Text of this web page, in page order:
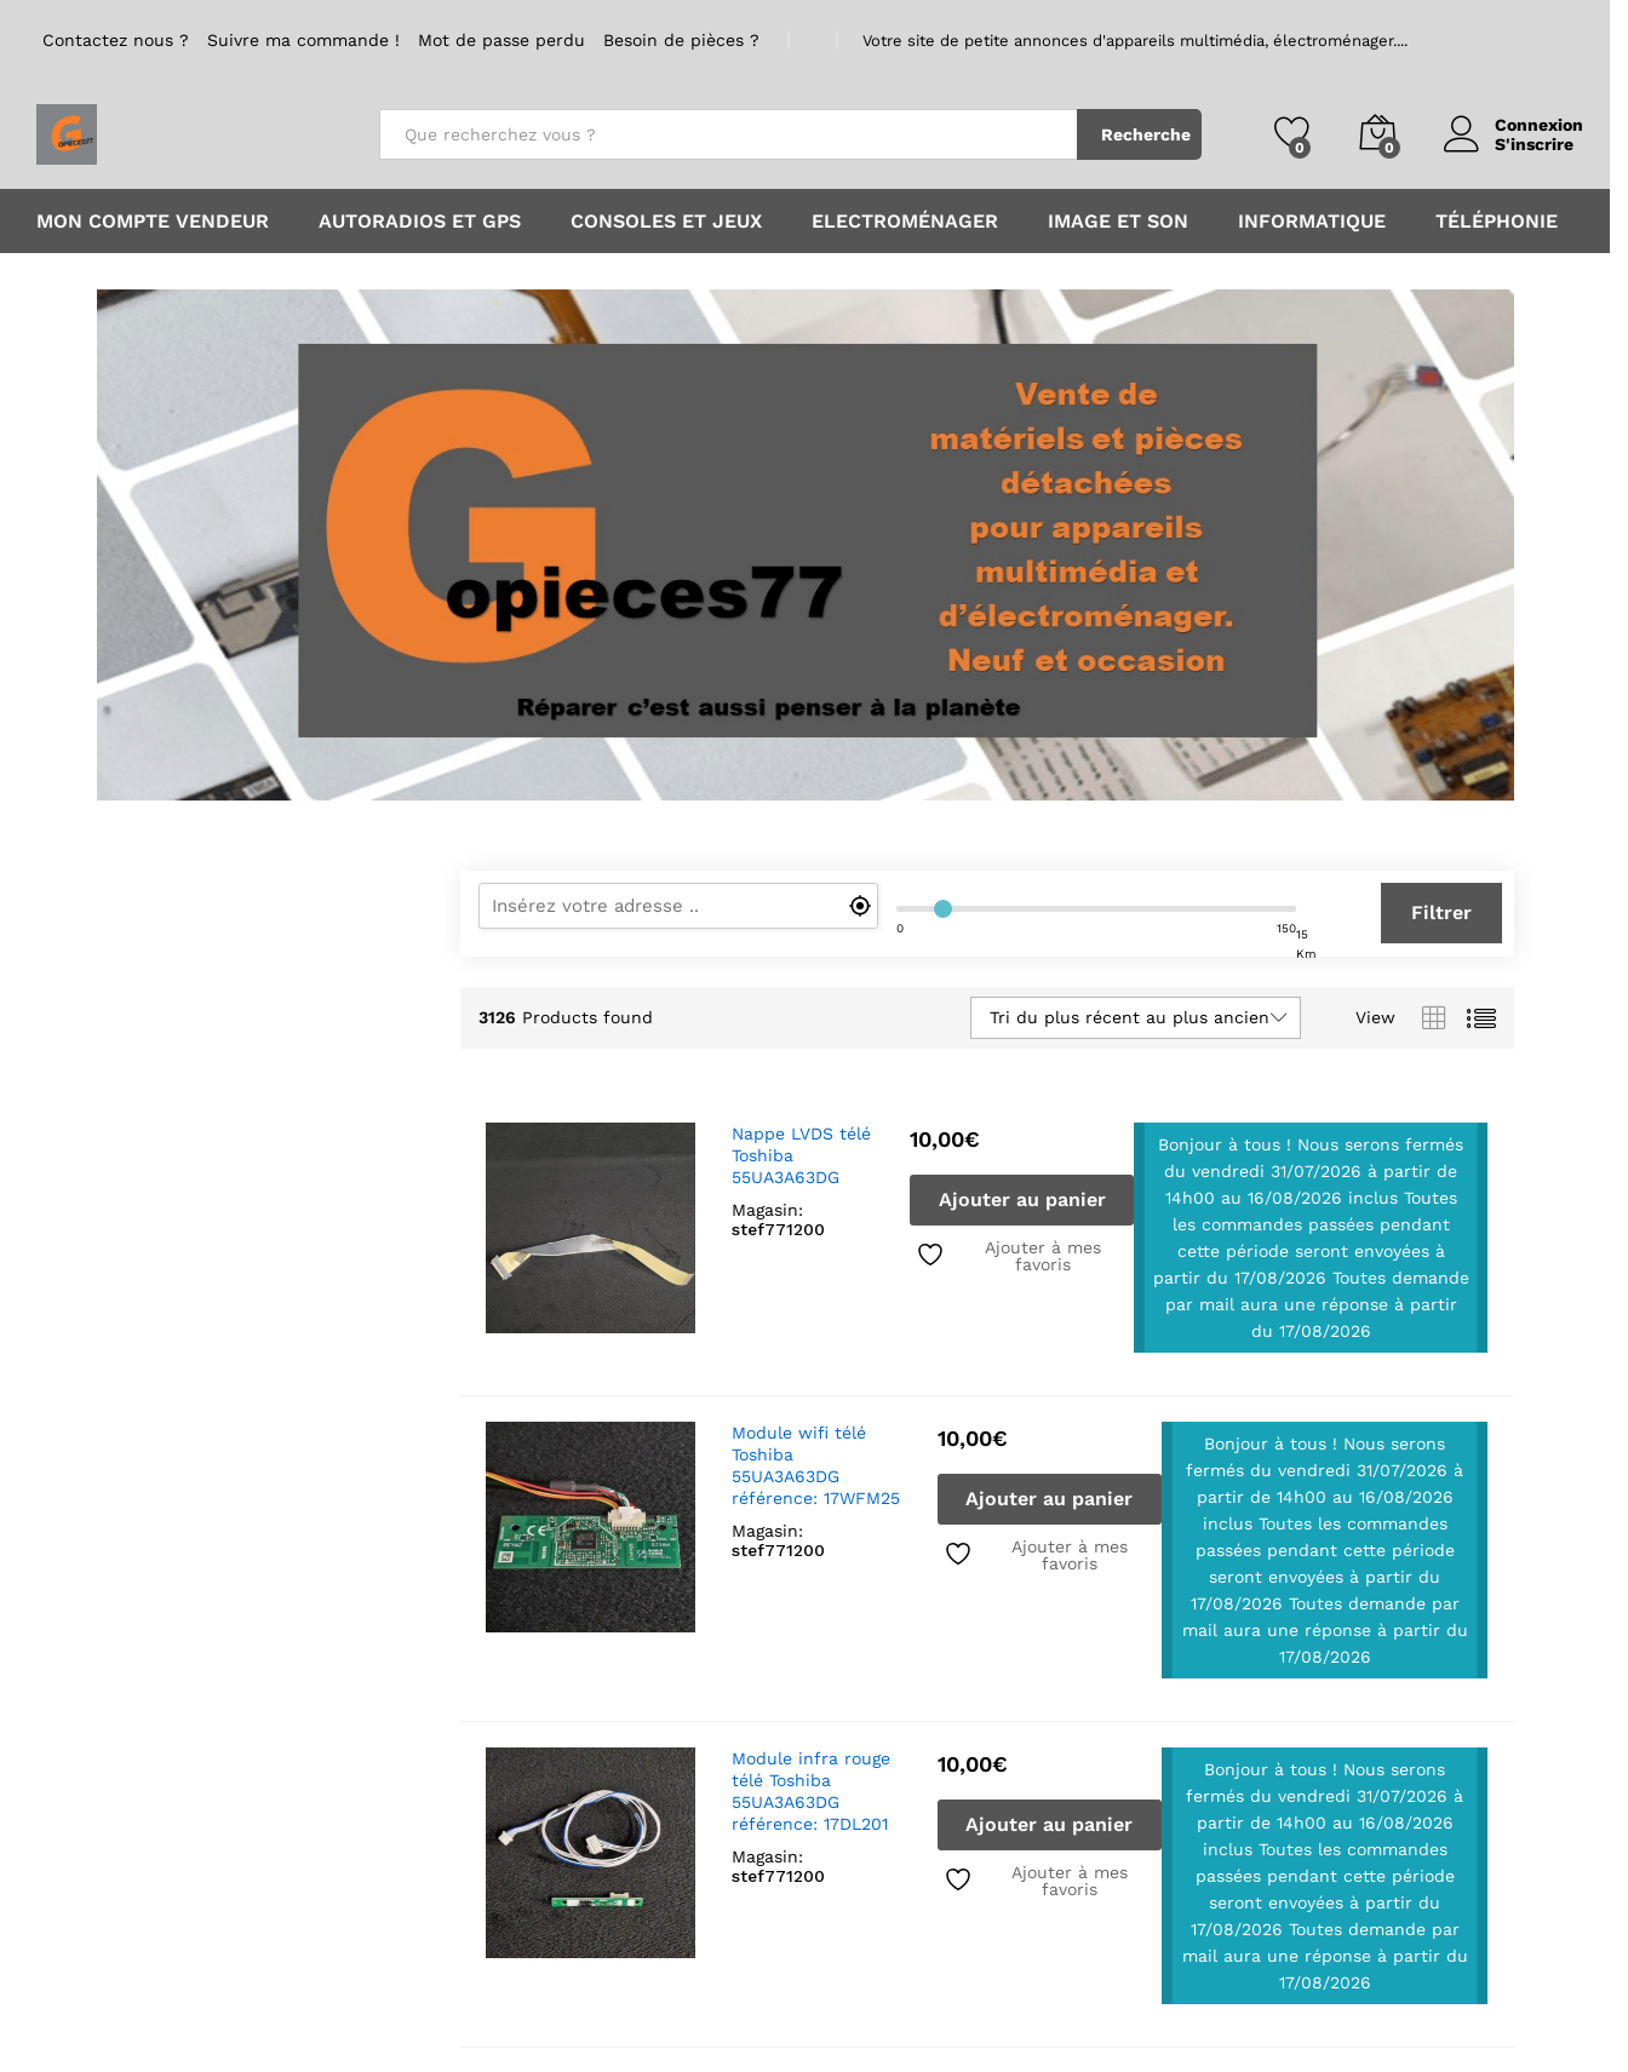
Contactez nous ? Suivre ma commande ! Mot de passe perdu Besoin de pièces ? Votre site de petite annonces d'appareils multimédia, électroménager....
Tout Recherche
0 0 S'inscrire
MON COMPTE VENDEUR AUTORADIOS ET GPS CONSOLES ET JEUX ELECTROMÉNAGER IMAGE ET SON INFORMATIQUE TÉLÉPHONIE
0
15
Km
150
Filtrer
3126 Products found View
Tri du plus récent au plus ancien
Nappe LVDS télé
Toshiba
55UA3A63DG
Magasin:
stef771200
10,00€
Ajouter au panier
Ajouter à mes
favoris
Bonjour à tous ! Nous serons fermés
du vendredi 31/07/2026 à partir de
14h00 au 16/08/2026 inclus Toutes
les commandes passées pendant
cette période seront envoyées à
partir du 17/08/2026 Toutes demande
par mail aura une réponse à partir
du 17/08/2026
Module wifi télé
Toshiba
55UA3A63DG
référence: 17WFM25
Magasin:
stef771200
10,00€
Ajouter au panier
Ajouter à mes
favoris
Bonjour à tous ! Nous serons
fermés du vendredi 31/07/2026 à
partir de 14h00 au 16/08/2026
inclus Toutes les commandes
passées pendant cette période
seront envoyées à partir du
17/08/2026 Toutes demande par
mail aura une réponse à partir du
17/08/2026
Module infra rouge
télé Toshiba
55UA3A63DG
référence: 17DL201
Magasin:
stef771200
10,00€
Ajouter au panier
Ajouter à mes
favoris
Bonjour à tous ! Nous serons
fermés du vendredi 31/07/2026 à
partir de 14h00 au 16/08/2026
inclus Toutes les commandes
passées pendant cette période
seront envoyées à partir du
17/08/2026 Toutes demande par
mail aura une réponse à partir du
17/08/2026